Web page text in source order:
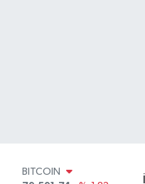
BITCOIN